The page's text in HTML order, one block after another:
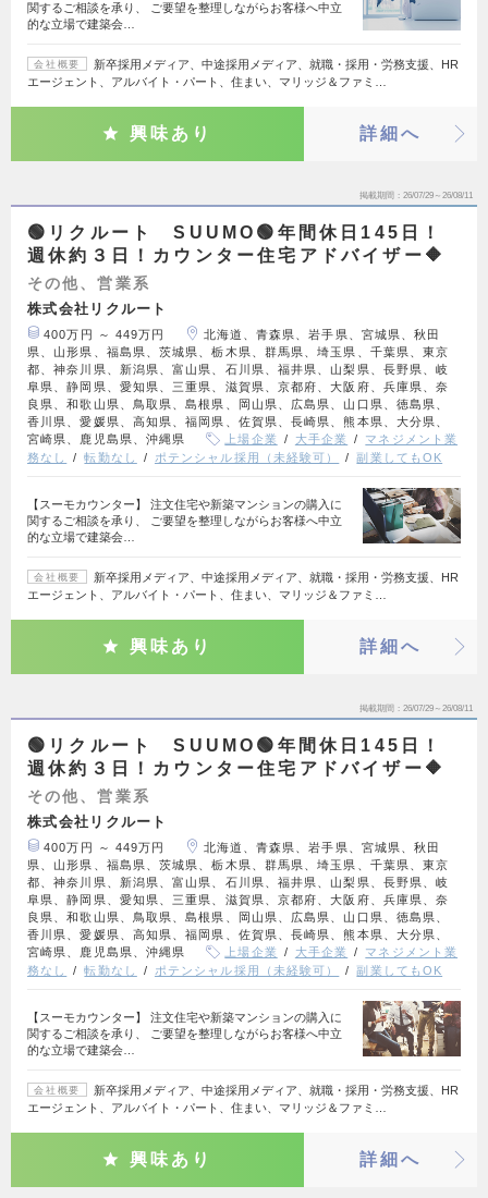
関するご相談を承り、 ご要望を整理しながらお客様へ中立
的な立場で建築会…
会社概要
新卒採用メディア、中途採用メディア、就職・採用・労務支援、HR
エージェント、アルバイト・パート、住まい、マリッジ＆ファミ…
興味あり 詳細へ
掲載期間 26/07/29～26/08/11
🟢リクルート SUUMO🟢年間休日145日！
週休約３日！カウンター住宅アドバイザー🔶
その他、営業系
株式会社リクルート
400万円 ～ 449万円
北海道、青森県、岩手県、宮城県、秋田
県、山形県、福島県、茨城県、栃木県、群馬県、埼玉県、千葉県、東京
都、神奈川県、新潟県、富山県、石川県、福井県、山梨県、長野県、岐
阜県、静岡県、愛知県、三重県、滋賀県、京都府、大阪府、兵庫県、奈
良県、和歌山県、鳥取県、島根県、岡山県、広島県、山口県、徳島県、
香川県、愛媛県、高知県、福岡県、佐賀県、長崎県、熊本県、大分県、
宮崎県、鹿児島県、沖縄県
上場企業 大手企業
マネジメント業
務なし
転勤なし ポテンシャル採用（未経験可） 副業してもOK
【スーモカウンター】 注文住宅や新築マンションの購入に
関するご相談を承り、 ご要望を整理しながらお客様へ中立
的な立場で建築会…
会社概要
新卒採用メディア、中途採用メディア、就職・採用・労務支援、HR
エージェント、アルバイト・パート、住まい、マリッジ＆ファミ…
興味あり 詳細へ
掲載期間 26/07/29～26/08/11
🟢リクルート SUUMO🟢年間休日145日！
週休約３日！カウンター住宅アドバイザー🔶
その他、営業系
株式会社リクルート
400万円 ～ 449万円
北海道、青森県、岩手県、宮城県、秋田
県、山形県、福島県、茨城県、栃木県、群馬県、埼玉県、千葉県、東京
都、神奈川県、新潟県、富山県、石川県、福井県、山梨県、長野県、岐
阜県、静岡県、愛知県、三重県、滋賀県、京都府、大阪府、兵庫県、奈
良県、和歌山県、鳥取県、島根県、岡山県、広島県、山口県、徳島県、
香川県、愛媛県、高知県、福岡県、佐賀県、長崎県、熊本県、大分県、
宮崎県、鹿児島県、沖縄県
上場企業 大手企業
マネジメント業
務なし
転勤なし ポテンシャル採用（未経験可） 副業してもOK
【スーモカウンター】 注文住宅や新築マンションの購入に
関するご相談を承り、 ご要望を整理しながらお客様へ中立
的な立場で建築会…
会社概要
新卒採用メディア、中途採用メディア、就職・採用・労務支援、HR
エージェント、アルバイト・パート、住まい、マリッジ＆ファミ…
興味あり 詳細へ